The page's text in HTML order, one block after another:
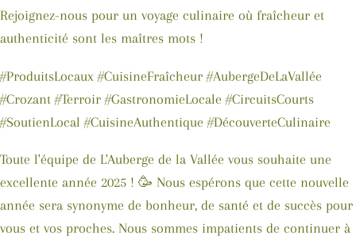
Rejoignez-nous pour un voyage culinaire où fraîcheur et
authenticité sont les maîtres mots !
#ProduitsLocaux #CuisineFraîcheur #AubergeDeLaVallée
#Crozant #Terroir #GastronomieLocale #CircuitsCourts
#SoutienLocal #CuisineAuthentique #DécouverteCulinaire
Toute l'équipe de L'Auberge de la Vallée vous souhaite une
excellente année 2025 ! 🥳 Nous espérons que cette nouvelle
année sera synonyme de bonheur, de santé et de succès pour
vous et vos proches. Nous sommes impatients de continuer à